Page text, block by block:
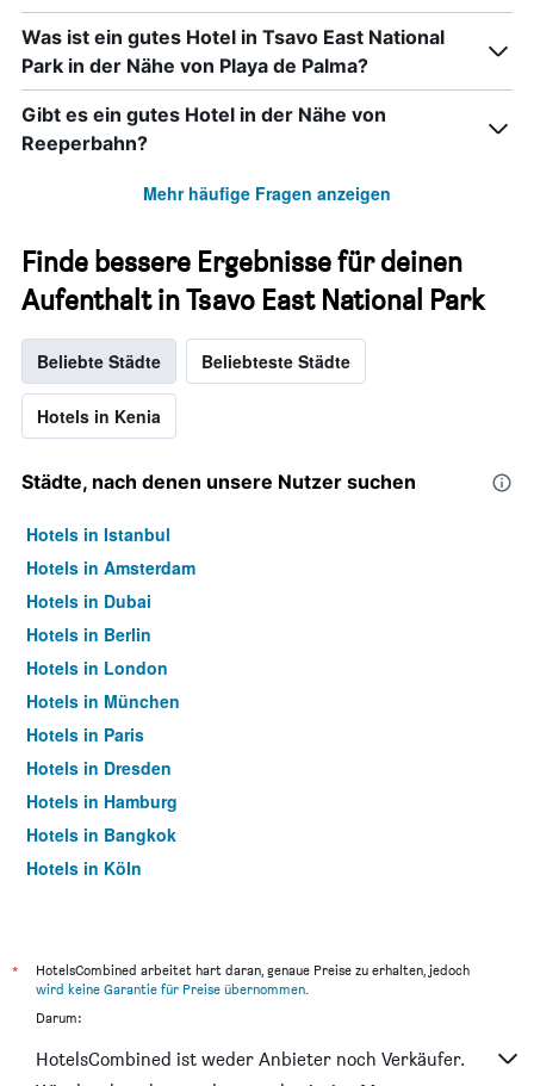
Was ist ein gutes Hotel in Tsavo East National
Park in der Nähe von Playa de Palma?
Gibt es ein gutes Hotel in der Nähe von
Reeperbahn?
Mehr häufige Fragen anzeigen
Finde bessere Ergebnisse für deinen
Aufenthalt in Tsavo East National Park
Beliebte Städte Beliebteste Städte
Hotels in Kenia
Städte, nach denen unsere Nutzer suchen
Hotels in Istanbul
Hotels in Amsterdam
Hotels in Dubai
Hotels in Berlin
Hotels in London
Hotels in München
Hotels in Paris
Hotels in Dresden
Hotels in Hamburg
Hotels in Bangkok
Hotels in Köln
*
HotelsCombined arbeitet hart daran, genaue Preise zu erhalten, jedoch
wird keine Garantie für Preise übernommen.
Darum:
HotelsCombined ist weder Anbieter noch Verkäufer.